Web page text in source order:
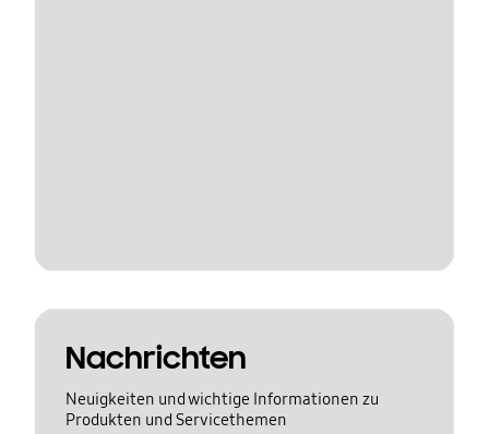
Nachrichten
Neuigkeiten und wichtige Informationen zu
Produkten und Servicethemen